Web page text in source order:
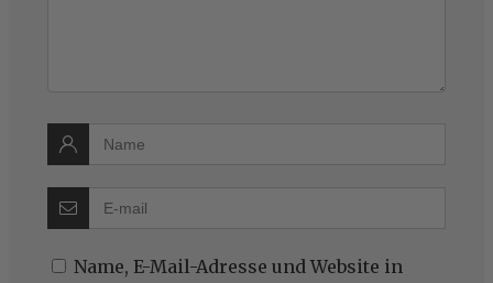
Name, E-Mail-Adresse und Website in